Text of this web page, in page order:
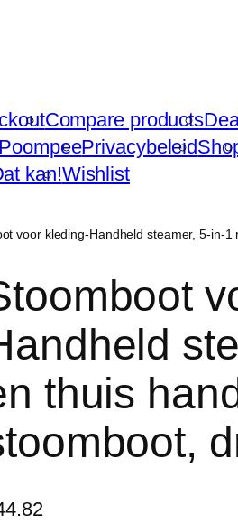
Compare products
PoompeePrivacybeleid
kan!Wishlist
voor kleding-Handheld steamer, 5-in-
thuis